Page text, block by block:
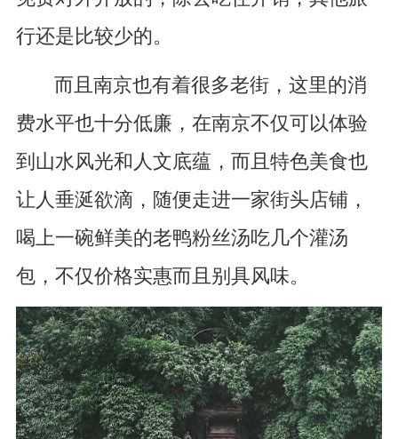
行还是比较少的。
而且南京也有着很多老街，这里的消
费水平也十分低廉，在南京不仅可以体验
到山水风光和人文底蕴，而且特色美食也
让人垂涎欲滴，随便走进一家街头店铺，
喝上一碗鲜美的老鸭粉丝汤吃几个灌汤
包，不仅价格实惠而且别具风味。